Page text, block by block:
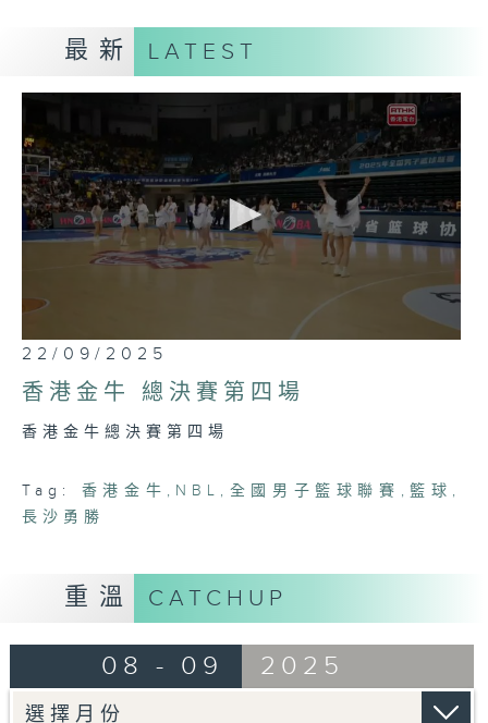
最新 LATEST
0
seconds
of
1
28
seconds
22/09/2025
香港金牛 總決賽第四場
香港金牛總決賽第四場
Tag: 香港金牛 , NBL , 全國男子籃球聯賽 , 籃球 ,
長沙勇勝
重溫 CATCHUP
08 - 09 2025